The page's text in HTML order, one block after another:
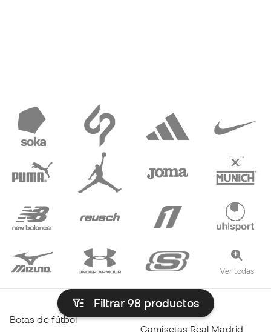
Filtrar 98 productos
Ver todas
Botas de fútbol
Camisetas Real Madrid